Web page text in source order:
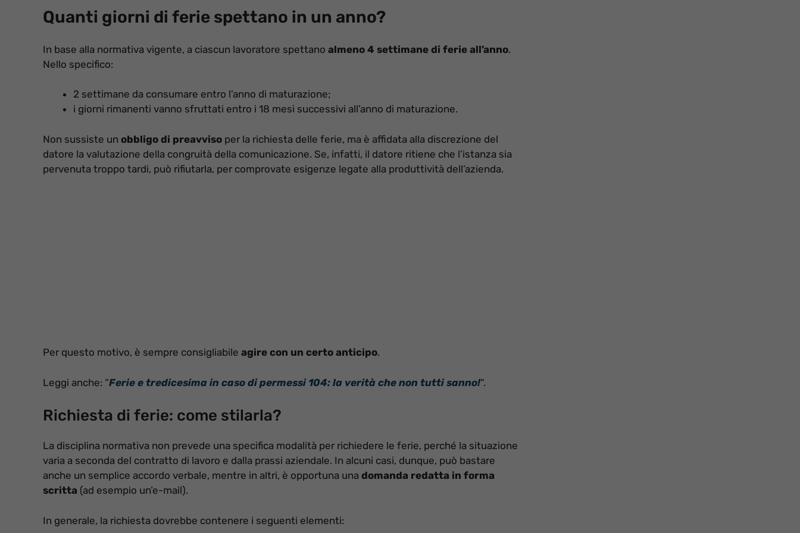
Quanti giorni di ferie spettano in un anno?
In base alla normativa vigente, a ciascun lavoratore spettano almeno 4 settimane di ferie all’anno.
Nello specifico:
2 settimane da consumare entro l’anno di maturazione;
i giorni rimanenti vanno sfruttati entro i 18 mesi successivi all’anno di maturazione.
Non sussiste un obbligo di preavviso per la richiesta delle ferie, ma è affidata alla discrezione del
datore la valutazione della congruità della comunicazione. Se, infatti, il datore ritiene che l’istanza sia
pervenuta troppo tardi, può rifiutarla, per comprovate esigenze legate alla produttività dell’azienda.
Per questo motivo, è sempre consigliabile agire con un certo anticipo.
Leggi anche: “Ferie e tredicesima in caso di permessi 104: la verità che non tutti sanno!“.
Richiesta di ferie: come stilarla?
La disciplina normativa non prevede una specifica modalità per richiedere le ferie, perché la situazione
varia a seconda del contratto di lavoro e dalla prassi aziendale. In alcuni casi, dunque, può bastare
anche un semplice accordo verbale, mentre in altri, è opportuna una domanda redatta in forma
scritta (ad esempio un’e-mail).
In generale, la richiesta dovrebbe contenere i seguenti elementi: